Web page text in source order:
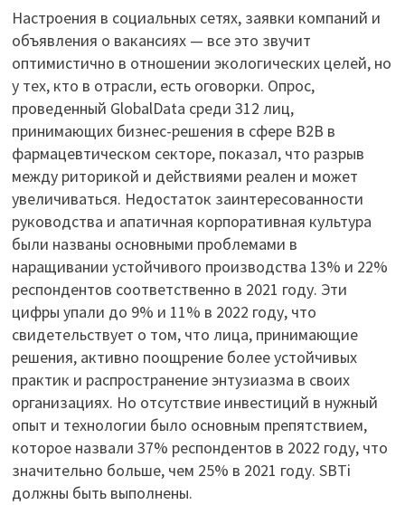
Настроения в социальных сетях, заявки компаний и
объявления о вакансиях — все это звучит
оптимистично в отношении экологических целей, но
у тех, кто в отрасли, есть оговорки. Опрос,
проведенный GlobalData среди 312 лиц,
принимающих бизнес-решения в сфере B2B в
фармацевтическом секторе, показал, что разрыв
между риторикой и действиями реален и может
увеличиваться. Недостаток заинтересованности
руководства и апатичная корпоративная культура
были названы основными проблемами в
наращивании устойчивого производства 13% и 22%
респондентов соответственно в 2021 году. Эти
цифры упали до 9% и 11% в 2022 году, что
свидетельствует о том, что лица, принимающие
решения, активно поощрение более устойчивых
практик и распространение энтузиазма в своих
организациях. Но отсутствие инвестиций в нужный
опыт и технологии было основным препятствием,
которое назвали 37% респондентов в 2022 году, что
значительно больше, чем 25% в 2021 году. SBTi
должны быть выполнены.